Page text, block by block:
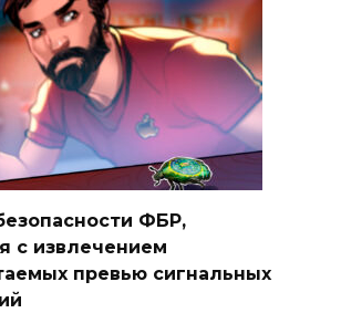
ФБР,
с извлечением
превью сигнальных